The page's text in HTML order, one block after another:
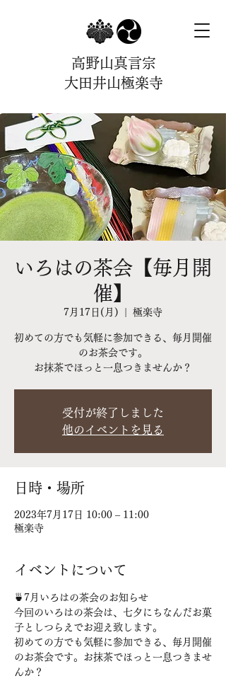
高野山真言宗
大田井山極楽寺
いろはの茶会【毎月開
催】
7月17日(月) 極楽寺
初めての方でも気軽に参加できる、毎月開催
のお茶会です。
お抹茶でほっと一息つきませんか？
受付が終了しました
他のイベントを見る
日時・場所
2023年7月17日 10:00 – 11:00
極楽寺
イベントについて
🍵7月いろはの茶会のお知らせ
今回のいろはの茶会は、七夕にちなんだお菓
子としつらえでお迎え致します。
初めての方でも気軽に参加できる、毎月開催
のお茶会です。お抹茶でほっと一息つきませ
んか？